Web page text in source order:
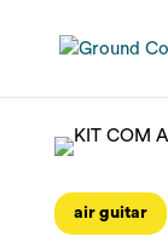
air guitar